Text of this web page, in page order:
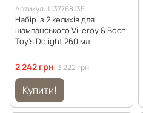
Артикул: 1137768135
Набір із 2 келихів для
шампанського Villeroy & Boch
Toy's Delight 260 мл
2 242 грн 3 222 грн
Купити!